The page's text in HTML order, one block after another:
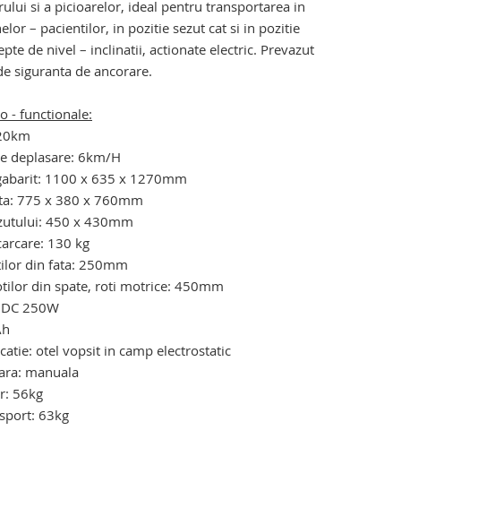
si a picioarelor, ideal pentru transportarea in
– pacientilor, in pozitie sezut cat si in pozitie
de nivel – inclinatii, actionate electric. Prevazut
siguranta de ancorare.
- functionale:
deplasare: 6km/H
1100 x 635 x 1270mm
775 x 380 x 760mm
450 x 430mm
130 kg
din fata: 250mm
din spate, roti motrice: 450mm
250W
otel vopsit in camp electrostatic
manuala
56kg
63kg